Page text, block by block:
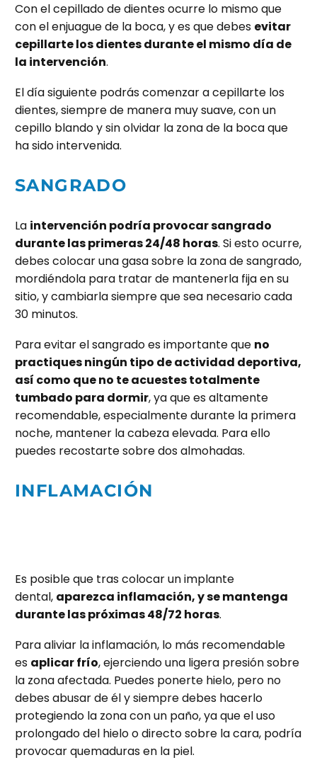
Con el cepillado de dientes ocurre lo mismo que
con el enjuague de la boca, y es que debes evitar
cepillarte los dientes durante el mismo día de
la intervención.
El día siguiente podrás comenzar a cepillarte los
dientes, siempre de manera muy suave, con un
cepillo blando y sin olvidar la zona de la boca que
ha sido intervenida.
SANGRADO
La intervención podría provocar sangrado
durante las primeras 24/48 horas. Si esto ocurre,
debes colocar una gasa sobre la zona de sangrado,
mordiéndola para tratar de mantenerla fija en su
sitio, y cambiarla siempre que sea necesario cada
30 minutos.
Para evitar el sangrado es importante que no
practiques ningún tipo de actividad deportiva,
así como que no te acuestes totalmente
tumbado para dormir, ya que es altamente
recomendable, especialmente durante la primera
noche, mantener la cabeza elevada. Para ello
puedes recostarte sobre dos almohadas.
INFLAMACIÓN
Es posible que tras colocar un implante
dental, aparezca inflamación, y se mantenga
durante las próximas 48/72 horas.
Para aliviar la inflamación, lo más recomendable
es aplicar frío, ejerciendo una ligera presión sobre
la zona afectada. Puedes ponerte hielo, pero no
debes abusar de él y siempre debes hacerlo
protegiendo la zona con un paño, ya que el uso
prolongado del hielo o directo sobre la cara, podría
provocar quemaduras en la piel.